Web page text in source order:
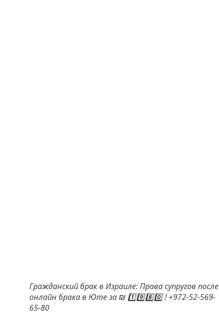
Гражданский брак в Израиле: Права супругов после
онлайн брака в Юте за ₪ 1️⃣9️⃣8️⃣0️⃣ ! +972-52-569-
65-80